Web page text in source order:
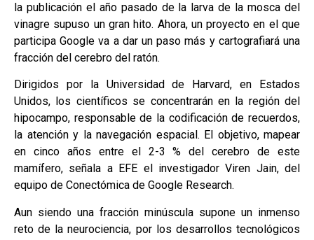
la publicación el año pasado de la larva de la mosca del
vinagre supuso un gran hito. Ahora, un proyecto en el que
participa Google va a dar un paso más y cartografiará una
fracción del cerebro del ratón.
Dirigidos por la Universidad de Harvard, en Estados
Unidos, los científicos se concentrarán en la región del
hipocampo, responsable de la codificación de recuerdos,
la atención y la navegación espacial. El objetivo, mapear
en cinco años entre el 2-3 % del cerebro de este
mamífero, señala a EFE el investigador Viren Jain, del
equipo de Conectómica de Google Research.
Aun siendo una fracción minúscula supone un inmenso
reto de la neurociencia, por los desarrollos tecnológicos